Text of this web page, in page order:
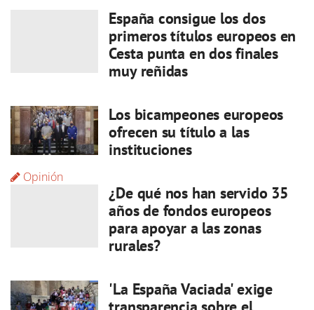
España consigue los dos
primeros títulos europeos en
Cesta punta en dos finales
muy reñidas
Los bicampeones europeos
ofrecen su título a las
instituciones
Opinión
¿De qué nos han servido 35
años de fondos europeos
para apoyar a las zonas
rurales?
'La España Vaciada' exige